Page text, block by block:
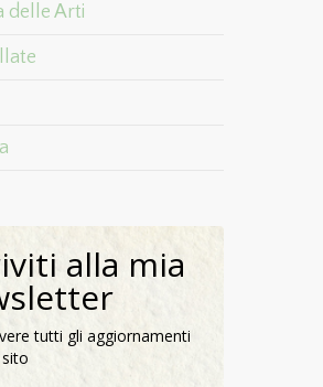
delle Arti
alla mia
tutti gli aggiornamenti